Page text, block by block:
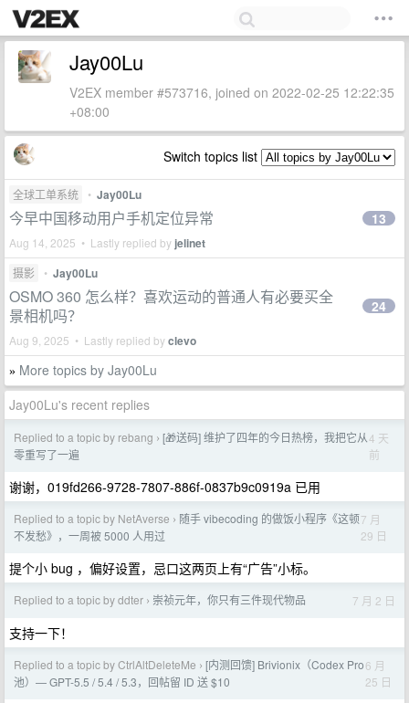
Jay00Lu
V2EX member #573716, joined on 2022-02-25 12:22:35
+08:00
Switch topics list
全球工单系统 • Jay00Lu
今早中国移动用户手机定位异常
Aug 14, 2025 • Lastly replied by jelinet
13
摄影 • Jay00Lu
OSMO 360 怎么样？喜欢运动的普通人有必要买全
景相机吗？
Aug 9, 2025 • Lastly replied byclevo
24
» More topics by Jay00Lu
Jay00Lu's recent replies
Replied to a topic by rebang › [🎁送码] 维护了四年的今日热榜，我把它从
零重写了一遍
4 天
前
谢谢，019fd266-9728-7807-886f-0837b9c0919a 已用
Replied to a topic by NetAverse › 随手 vibecoding 的做饭小程序《这顿
不发愁》，一周被 5000 人用过
7 月
29 日
提个小 bug ，偏好设置，忌口这两页上有“广告”小标。
Replied to a topic by ddter › 崇祯元年，你只有三件现代物品 7 月 2 日
支持一下！
Replied to a topic by CtrlAltDeleteMe › [内测回馈] Brivionix（Codex Pro
池）— GPT-5.5 / 5.4 / 5.3，回帖留 ID 送 $10
6 月
25 日